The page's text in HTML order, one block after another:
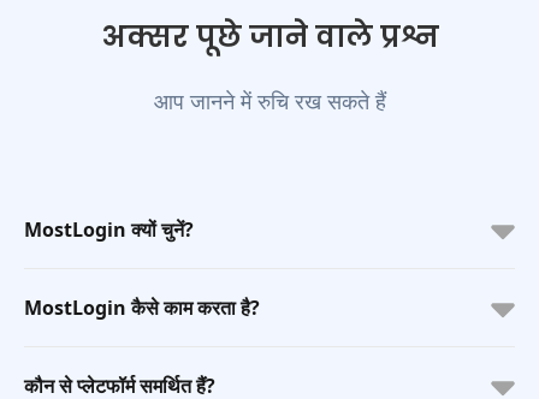
अक्सर पूछे जाने वाले प्रश्न
आप जानने में रुचि रख सकते हैं
MostLogin क्यों चुनें?
MostLogin कैसे काम करता है?
कौन से प्लेटफॉर्म समर्थित हैं?